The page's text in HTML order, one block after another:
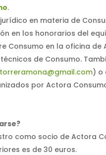
.
en materia de
en los honorarios del
Consumo en la oficina
de Consumo.
) o
por Actora
como socio de Actora
es de 30 euros.